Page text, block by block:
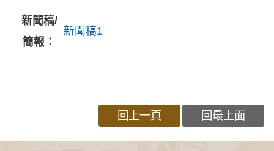
新聞稿/
簡報：
新聞稿1
回上一頁 回最上面